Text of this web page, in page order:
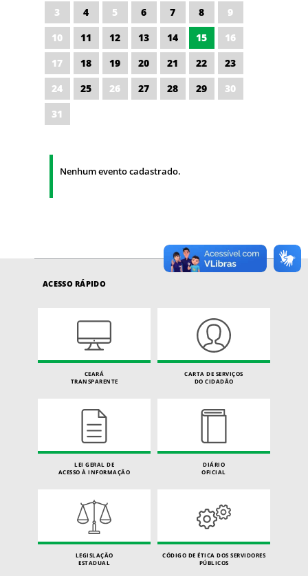
3
4 5 6 7 8
9
10
11 12 13 14 15
16
17
18 19 20 21 22
23
24
25 26 27 28 29
30
31
Nenhum evento cadastrado.
ACESSO RÁPIDO
CEARÁ
TRANSPARENTE
CARTA DE SERVIÇOS
DO CIDADÃO
LEI GERAL DE
ACESSO À INFORMAÇÃO
DIÁRIO
OFICIAL
LEGISLAÇÃO
ESTADUAL
CÓDIGO DE ÉTICA DOS SERVIDORES
PÚBLICOS